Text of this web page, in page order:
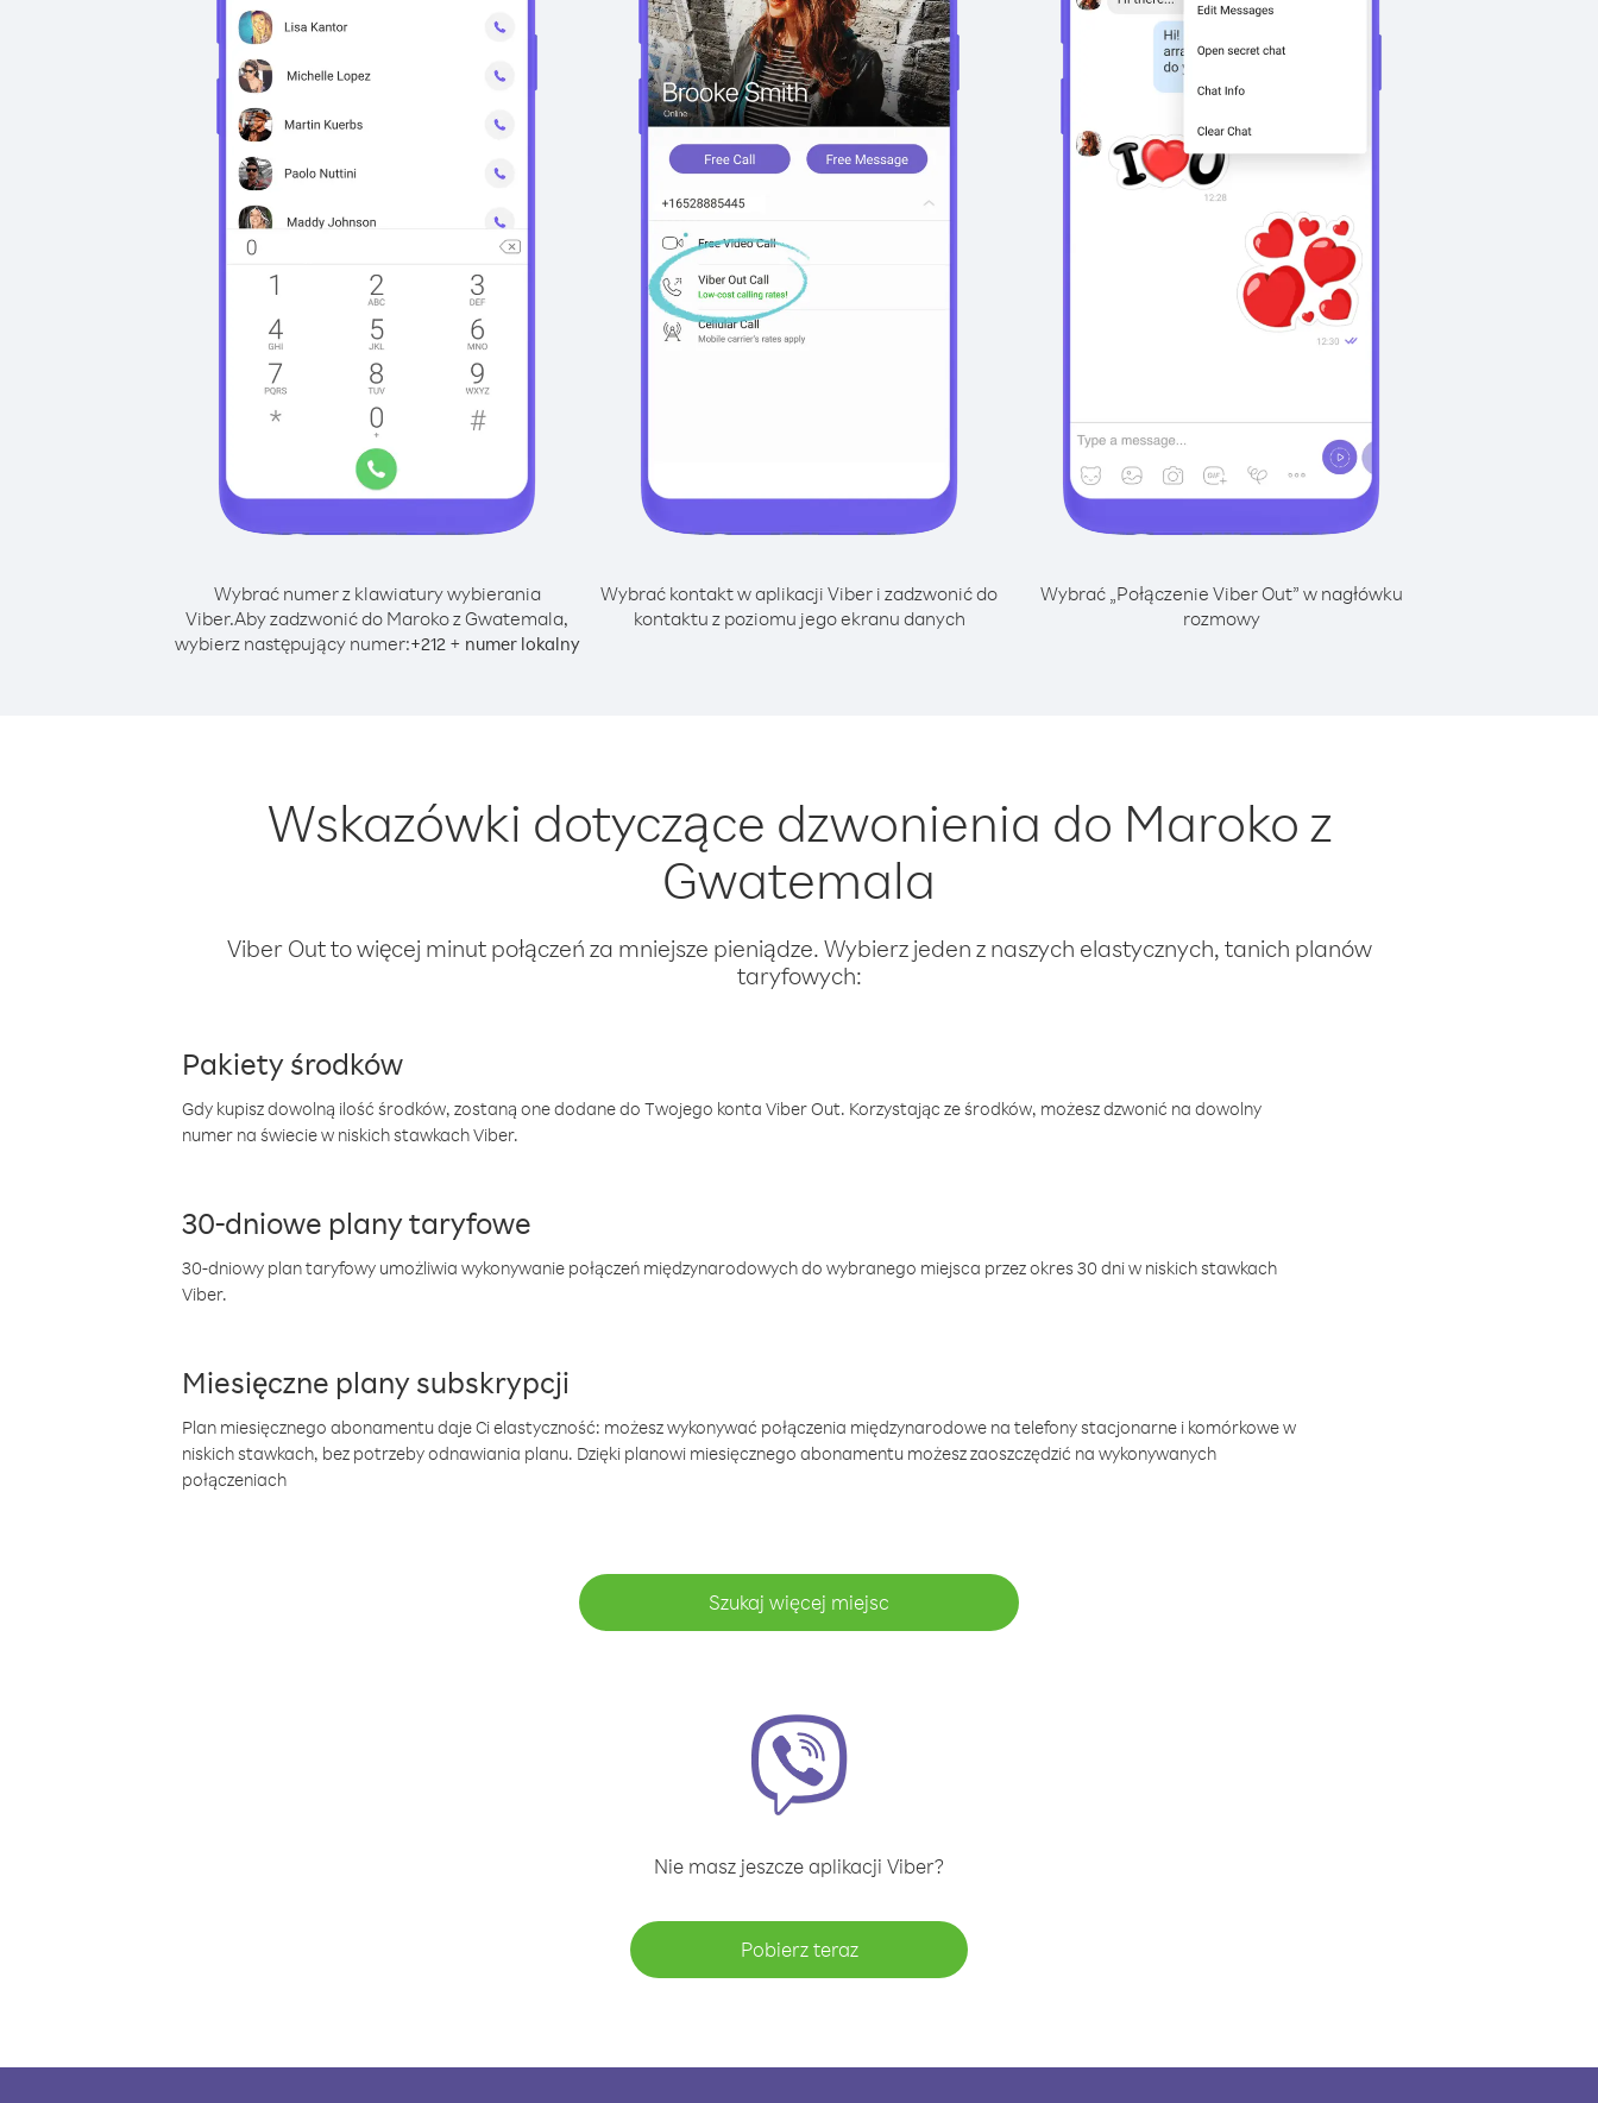
Wybrać numer z klawiatury wybierania
Viber.Aby zadzwonić do Maroko z Gwatemala,
wybierz następujący numer:+212+ numer lokalny
Wybrać kontakt w aplikacji Viber i zadzwonić do
kontaktu z poziomu jego ekranu danych
Wybrać „Połączenie Viber Out” w nagłówku
rozmowy
Wskazówki dotyczące dzwonienia do Maroko z
Gwatemala
Viber Out to więcej minut połączeń za mniejsze pieniądze. Wybierz jeden z naszych elastycznych, tanich planów
taryfowych:
Pakiety środków
Gdy kupisz dowolną ilość środków, zostaną one dodane do Twojego konta Viber Out. Korzystając ze środków, możesz dzwonić na dowolny
numer na świecie w niskich stawkach Viber.
30-dniowe plany taryfowe
30-dniowy plan taryfowy umożliwia wykonywanie połączeń międzynarodowych do wybranego miejsca przez okres 30 dni w niskich stawkach
Viber.
Miesięczne plany subskrypcji
Plan miesięcznego abonamentu daje Ci elastyczność: możesz wykonywać połączenia międzynarodowe na telefony stacjonarne i komórkowe w
niskich stawkach, bez potrzeby odnawiania planu. Dzięki planowi miesięcznego abonamentu możesz zaoszczędzić na wykonywanych
połączeniach
Szukaj więcej miejsc
Nie masz jeszcze aplikacji Viber?
Pobierz teraz